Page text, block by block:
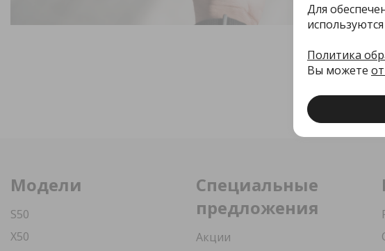
Модели
S50
X50
Специальные
предложения
Акции
Для
Политика
Вы можете